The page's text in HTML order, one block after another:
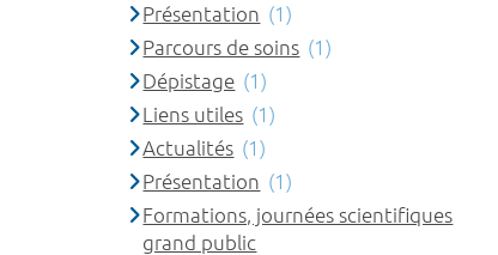
Présentation (1)
Parcours de soins (1)
Dépistage (1)
Liens utiles (1)
Actualités (1)
Présentation (1)
Formations, journées scientifiques
grand public